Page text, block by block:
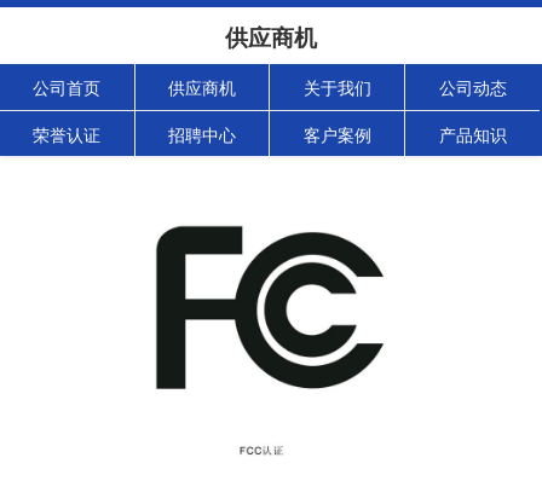
供应商机
公司首页 供应商机 关于我们 公司动态
荣誉认证 招聘中心 客户案例 产品知识